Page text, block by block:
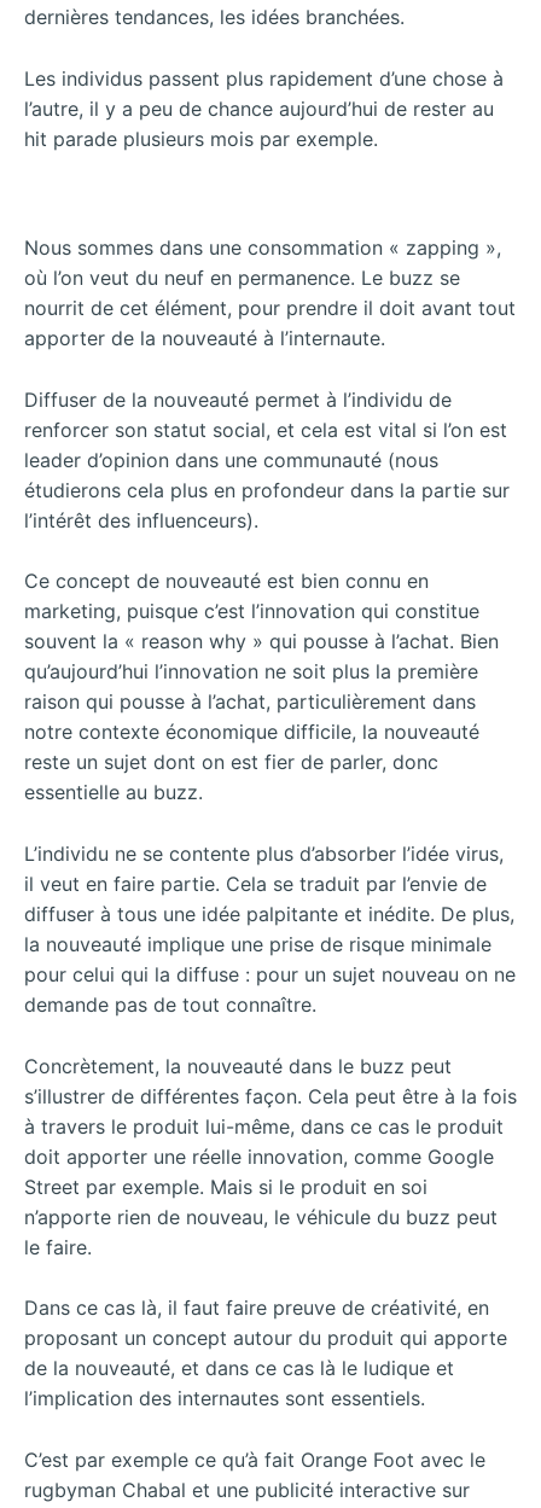
dernières tendances, les idées branchées.
Les individus passent plus rapidement d’une chose à
l’autre, il y a peu de chance aujourd’hui de rester au
hit parade plusieurs mois par exemple.
Nous sommes dans une consommation « zapping »,
où l’on veut du neuf en permanence. Le buzz se
nourrit de cet élément, pour prendre il doit avant tout
apporter de la nouveauté à l’internaute.
Diffuser de la nouveauté permet à l’individu de
renforcer son statut social, et cela est vital si l’on est
leader d’opinion dans une communauté (nous
étudierons cela plus en profondeur dans la partie sur
l’intérêt des influenceurs).
Ce concept de nouveauté est bien connu en
marketing, puisque c’est l’innovation qui constitue
souvent la « reason why » qui pousse à l’achat. Bien
qu’aujourd’hui l’innovation ne soit plus la première
raison qui pousse à l’achat, particulièrement dans
notre contexte économique difficile, la nouveauté
reste un sujet dont on est fier de parler, donc
essentielle au buzz.
L’individu ne se contente plus d’absorber l’idée virus,
il veut en faire partie. Cela se traduit par l’envie de
diffuser à tous une idée palpitante et inédite. De plus,
la nouveauté implique une prise de risque minimale
pour celui qui la diffuse : pour un sujet nouveau on ne
demande pas de tout connaître.
Concrètement, la nouveauté dans le buzz peut
s’illustrer de différentes façon. Cela peut être à la fois
à travers le produit lui-même, dans ce cas le produit
doit apporter une réelle innovation, comme Google
Street par exemple. Mais si le produit en soi
n’apporte rien de nouveau, le véhicule du buzz peut
le faire.
Dans ce cas là, il faut faire preuve de créativité, en
proposant un concept autour du produit qui apporte
de la nouveauté, et dans ce cas là le ludique et
l’implication des internautes sont essentiels.
C’est par exemple ce qu’à fait Orange Foot avec le
rugbyman Chabal et une publicité interactive sur